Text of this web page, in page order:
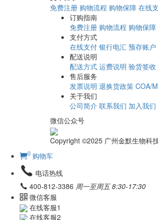
免费注册 购物流程 购物保障 在线
订购指南
免费注册 购物流程 购物保障
支付方式
在线支付 银行电汇 预存账户
配送说明
配送方式 运费说明 验货签收
售后服务
发票说明 退换货政策 COA/
关于我们
公司简介 联系我们 加入我们
微信公众号
Copyright ©2025 广州金默生物科
0 购物车
电话热线
400-812-3386 周一至周五 8:30-17:30
微信客服
在线客服1
在线客服2